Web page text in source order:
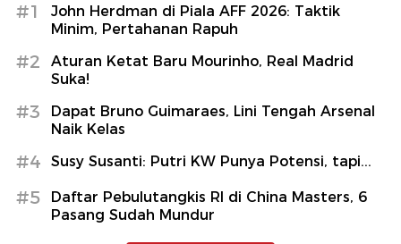
#1
John Herdman di Piala AFF 2026: Taktik
Minim, Pertahanan Rapuh
#2
Aturan Ketat Baru Mourinho, Real Madrid
Suka!
#3
Dapat Bruno Guimaraes, Lini Tengah Arsenal
Naik Kelas
#4 Susy Susanti: Putri KW Punya Potensi, tapi...
#5
Daftar Pebulutangkis RI di China Masters, 6
Pasang Sudah Mundur